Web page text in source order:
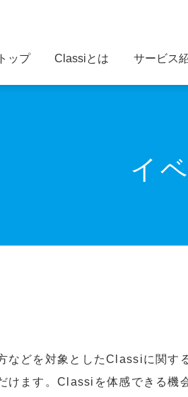
トップ Classiとは サービス
イ
などを対象としたClassiに関す
けます。Classiを体感できる機